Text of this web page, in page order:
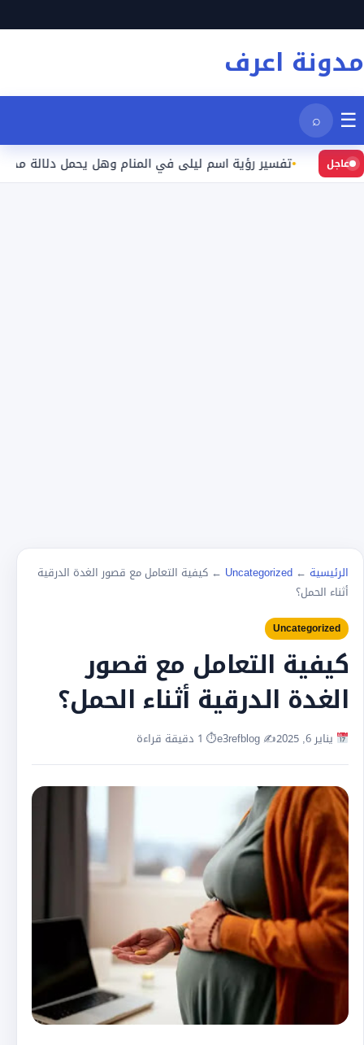
إلى
المحتوى
مدونة اعرف
☰
⌕
عاجل تفسير رؤية اسم ليلى في المنام وهل يحمل دلالة محددة؟
الرئيسية ←
Uncategorized
← كيفية التعامل مع قصور الغدة الدرقية
أثناء الحمل؟
Uncategorized
كيفية التعامل مع قصور
الغدة الدرقية أثناء الحمل؟
يناير 6, 2025 ✍️ e3refblog ⏱ 1 دقيقة قراءة